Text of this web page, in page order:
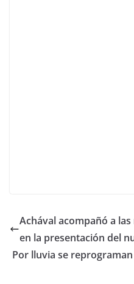
Achával acompañó a
en la presentación del
Por lluvia se